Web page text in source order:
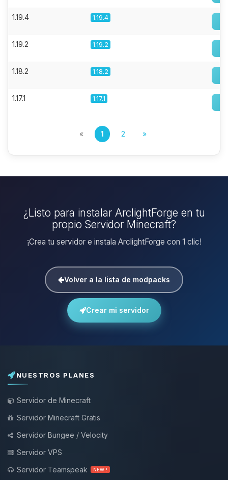
1.19.4 1.19.4
1.19.2 1.19.2
1.18.2 1.18.2
1.17.1 1.17.1
« 1 2 »
¿Listo para instalar ArclightForge en tu
propio Servidor Minecraft?
¡Crea tu servidor e instala ArclightForge con 1 clic!
Volver a la lista de modpacks
Crear mi servidor
NUESTROS PLANES
Servidor de Minecraft
Servidor Minecraft Gratis
Servidor Bungee / Velocity
Servidor VPS
Servidor Teamspeak
NEW !